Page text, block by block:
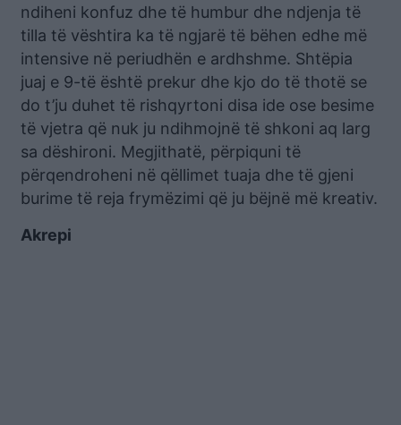
ndiheni konfuz dhe të humbur dhe ndjenja të
tilla të vështira ka të ngjarë të bëhen edhe më
intensive në periudhën e ardhshme. Shtëpia
juaj e 9-të është prekur dhe kjo do të thotë se
do t’ju duhet të rishqyrtoni disa ide ose besime
të vjetra që nuk ju ndihmojnë të shkoni aq larg
sa dëshironi. Megjithatë, përpiquni të
përqendroheni në qëllimet tuaja dhe të gjeni
burime të reja frymëzimi që ju bëjnë më kreativ.
Akrepi